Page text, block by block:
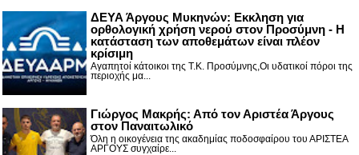
ΔΕΥΑ Άργους Μυκηνών: Εκκληση για
ορθολογική χρήση νερού στον Προσύμνη - Η
κατάσταση των αποθεμάτων είναι πλέον
κρίσιμη
Αγαπητοί κάτοικοι της Τ.Κ. Προσύμνης,Οι υδατικοί πόροι της
περιοχής μα...
Γιώργος Μακρής: Από τον Αριστέα Άργους
στον Παναιτωλικό
Όλη η οικογένεια της ακαδημίας ποδοσφαίρου του ΑΡΙΣΤΕΑ
ΑΡΓΟΥΣ συγχαίρε...